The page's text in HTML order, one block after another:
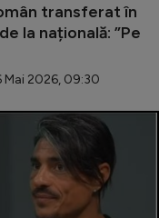
transferat în
la națională: ”Pe
2026, 09:30